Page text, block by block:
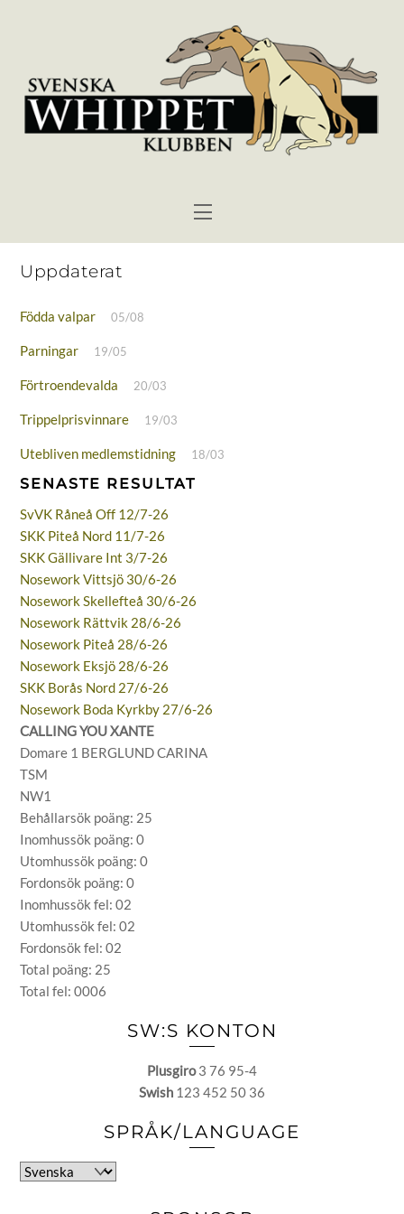
Menu
Uppdaterat
Födda valpar 05/08
Parningar 19/05
Förtroendevalda 20/03
Trippelprisvinnare 19/03
Utebliven medlemstidning 18/03
SENASTE RESULTAT
SvVK Råneå Off 12/7-26
SKK Piteå Nord 11/7-26
SKK Gällivare Int 3/7-26
Nosework Vittsjö 30/6-26
Nosework Skellefteå 30/6-26
Nosework Rättvik 28/6-26
Nosework Piteå 28/6-26
Nosework Eksjö 28/6-26
SKK Borås Nord 27/6-26
Nosework Boda Kyrkby 27/6-26
CALLING YOU XANTE
Domare 1 BERGLUND CARINA
TSM
NW1
Behållarsök poäng: 25
Inomhussök poäng: 0
Utomhussök poäng: 0
Fordonsök poäng: 0
Inomhussök fel: 02
Utomhussök fel: 02
Fordonsök fel: 02
Total poäng: 25
Total fel: 0006
SW:S KONTON
Plusgiro3 76 95-4
Swish 123 452 50 36
SPRÅK/LANGUAGE
Välj